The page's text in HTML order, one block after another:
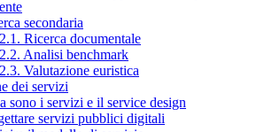
secondaria
Ricerca documentale
Analisi benchmark
Valutazione euristica
dei servizi
sono i servizi e il service design
servizi pubblici digitali